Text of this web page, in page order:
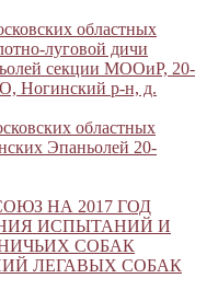
областных
луговой дичи
секции МООиР, 20-
Ногинский р-н, д.
областных
Эпаньолей 20-
НА 2017 ГОД
ИСПЫТАНИЙ И
СОБАК
ЛЕГАВЫХ СОБАК